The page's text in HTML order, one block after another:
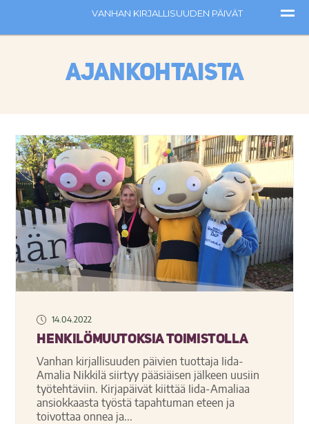
Ajankohtaista
14.04.2022
Henkilömuutoksia toimistolla
Vanhan kirjallisuuden päivien tuottaja Iida-
Amalia Nikkilä siirtyy pääsiäisen jälkeen uusiin
työtehtäviin. Kirjapäivät kiittää Iida-Amaliaa
ansiokkaasta työstä tapahtuman eteen ja
toivottaa onnea ja...